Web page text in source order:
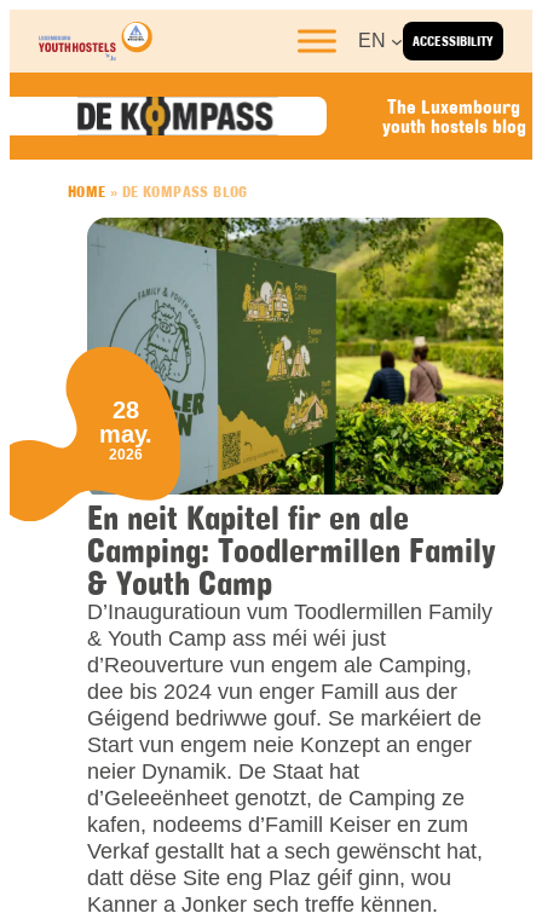
Skip to content
ACCESSIBILITY
EN
The Luxembourg
youth hostels blog
HOME » DE KOMPASS BLOG
En neit Kapitel fir en ale
Camping: Toodlermillen Family
& Youth Camp
D’Inauguratioun vum Toodlermillen Family
& Youth Camp ass méi wéi just
d’Reouverture vun engem ale Camping,
dee bis 2024 vun enger Famill aus der
Géigend bedriwwe gouf. Se markéiert de
Start vun engem neie Konzept an enger
neier Dynamik. De Staat hat
d’Geleeënheet genotzt, de Camping ze
kafen, nodeems d’Famill Keiser en zum
Verkaf gestallt hat a sech gewënscht hat,
datt dëse Site eng Plaz géif ginn, wou
Kanner a Jonker sech treffe kënnen.
28
may.
2026